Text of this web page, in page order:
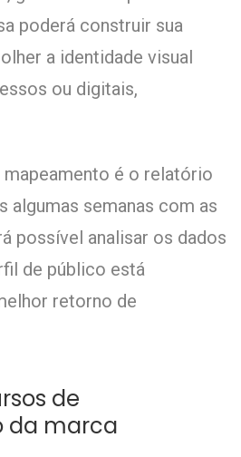
poderá construir sua
a identidade visual
ou digitais,
mapeamento é o relatório
algumas semanas com as
possível analisar os dados
de público está
retorno de
de
da marca